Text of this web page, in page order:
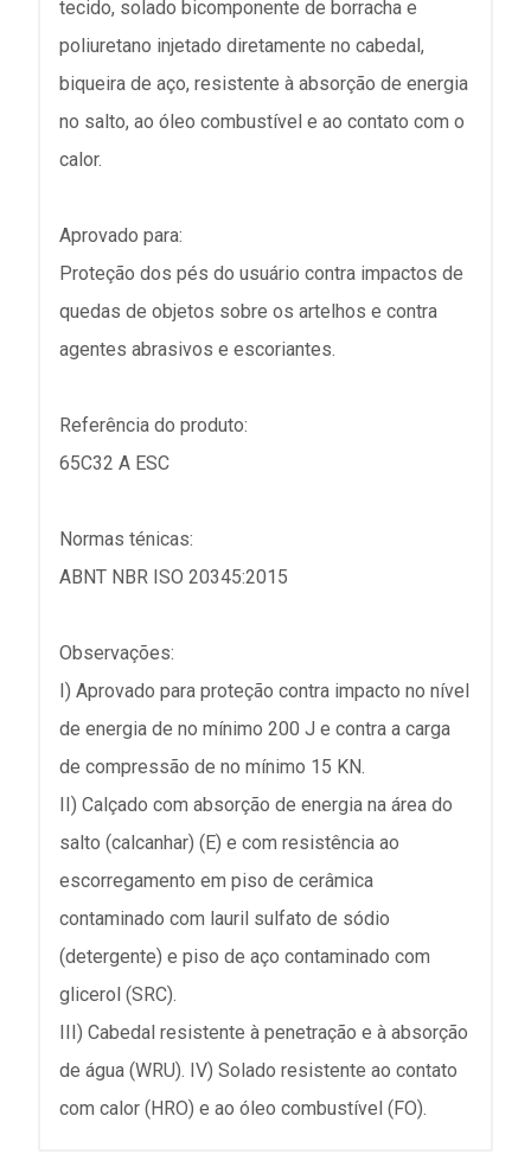
tecido, solado bicomponente de borracha e
poliuretano injetado diretamente no cabedal,
biqueira de aço, resistente à absorção de energia
no salto, ao óleo combustível e ao contato com o
calor.
Aprovado para:
Proteção dos pés do usuário contra impactos de
quedas de objetos sobre os artelhos e contra
agentes abrasivos e escoriantes.
Referência do produto:
65C32 A ESC
Normas ténicas:
ABNT NBR ISO 20345:2015
Observações:
I) Aprovado para proteção contra impacto no nível
de energia de no mínimo 200 J e contra a carga
de compressão de no mínimo 15 KN.
II) Calçado com absorção de energia na área do
salto (calcanhar) (E) e com resistência ao
escorregamento em piso de cerâmica
contaminado com lauril sulfato de sódio
(detergente) e piso de aço contaminado com
glicerol (SRC).
III) Cabedal resistente à penetração e à absorção
de água (WRU). IV) Solado resistente ao contato
com calor (HRO) e ao óleo combustível (FO).